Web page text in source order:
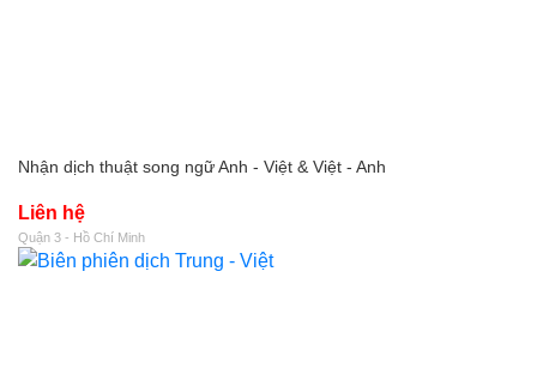
Nhận dịch thuật song ngữ Anh - Việt & Việt - Anh
Liên hệ
Quận 3 - Hồ Chí Minh